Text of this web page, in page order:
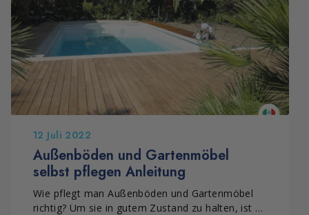
12 Juli 2022
Außenböden und Gartenmöbel
selbst pflegen Anleitung
Wie pflegt man Außenböden und Gartenmöbel
richtig? Um sie in gutem Zustand zu halten, ist es